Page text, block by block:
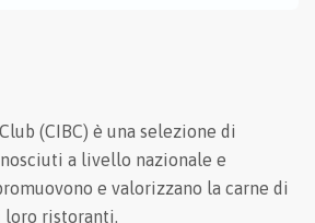
(CIBC) è una selezione di
a livello nazionale e
e valorizzano la carne di
loro ristoranti.